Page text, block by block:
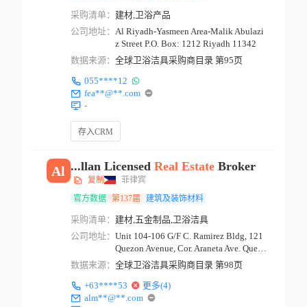
采购清单： 建材,卫浴产品
公司地址： Al Riyadh-Yasmeen Area-Malik Abulazi
z Street P.O. Box: 1212 Riyadh 11342
数据来源： 全球卫浴洁具采购商目录 第95页
055****12
fea**@**.com
-
存入CRM
Al ...llan Licensed Real EstateBroker
复制
菲律宾
官方数据 第137届 建筑及装饰材料
采购清单： 建材,五金制品,卫浴洁具
公司地址： Unit 104-106 G/F C. Ramirez Bldg, 121
Quezon Avenue, Cor. Araneta Ave. Quezo
n City ...
数据来源： 全球卫浴洁具采购商目录 第98页
+63****53
更多(4)
alm**@**.com